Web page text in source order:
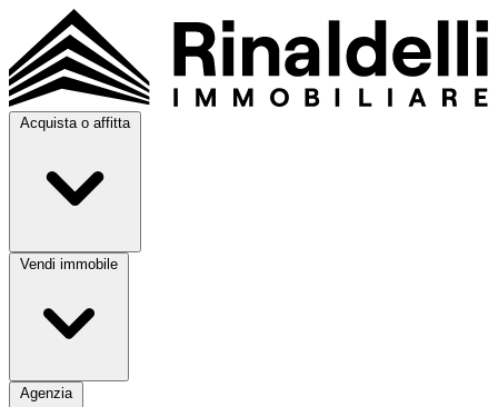
Acquista o affitta
Vendi immobile
Agenzia